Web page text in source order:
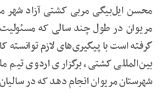
محسن ایل‌بیگی مربی کشتی آزاد شهر
مریوان در طول چند سالی که
گرفته است با پیگیری‌های لازم توانسته
بین‌المللی کشتی، برگزاری اردوی تیم
شهرستان مریوان انجام دهد که در